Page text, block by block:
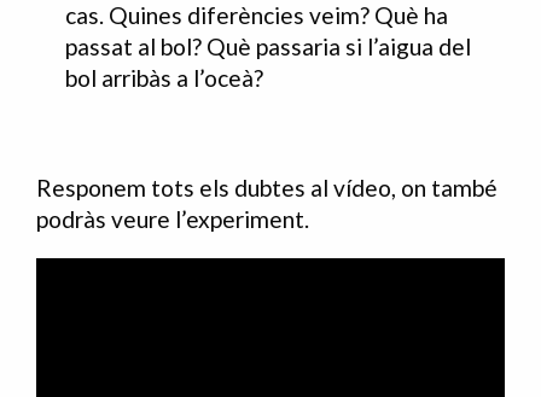
cas. Quines diferències veim? Què ha
passat al bol? Què passaria si l’aigua del
bol arribàs a l’oceà?
Responem tots els dubtes al vídeo, on també
podràs veure l’experiment.